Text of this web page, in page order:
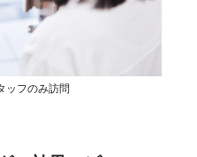
ッフのみ訪問